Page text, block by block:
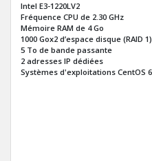
Intel E3-1220LV2
Fréquence CPU de 2.30 GHz
Mémoire RAM de 4 Go
1000 Gox2 d’espace disque (RAID 1)
5 To de bande passante
2 adresses IP dédiées
Systèmes d'exploitations CentOS